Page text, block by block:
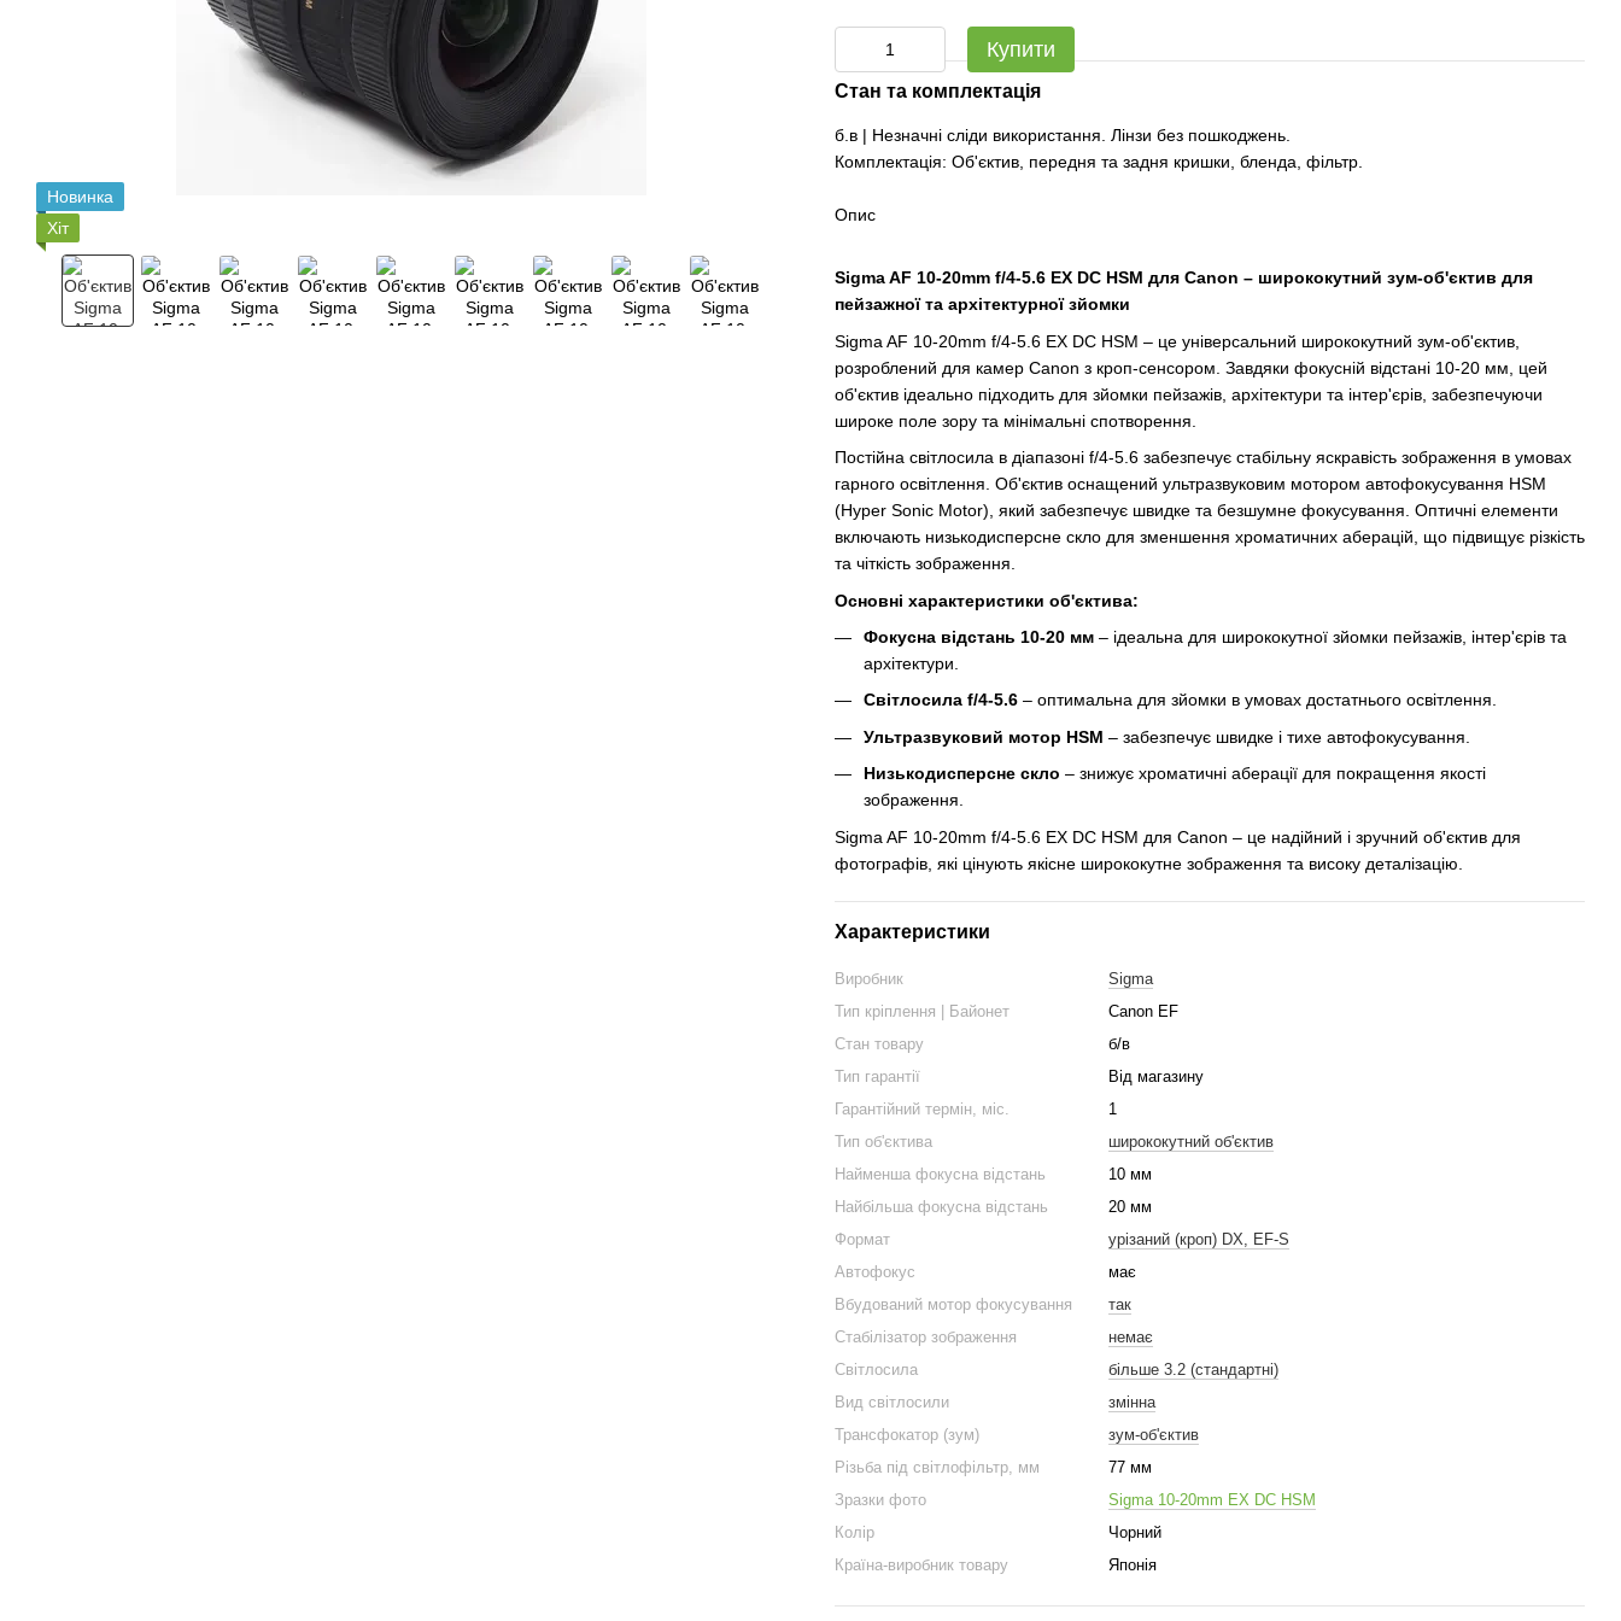
Новинка
Хіт
Купити
Стан та комплектація
б.в | Незначні сліди використання. Лінзи без пошкоджень.
Комплектація: Об'єктив, передня та задня кришки, бленда, фільтр.
Опис
Sigma AF 10-20mm f/4-5.6 EX DC HSM для Canon – ширококутний зум-об'єктив для
пейзажної та архітектурної зйомки
Sigma AF 10-20mm f/4-5.6 EX DC HSM – це універсальний ширококутний зум-об'єктив,
розроблений для камер Canon з кроп-сенсором. Завдяки фокусній відстані 10-20 мм, цей
об'єктив ідеально підходить для зйомки пейзажів, архітектури та інтер'єрів, забезпечуючи
широке поле зору та мінімальні спотворення.
Постійна світлосила в діапазоні f/4-5.6 забезпечує стабільну яскравість зображення в умовах
гарного освітлення. Об'єктив оснащений ультразвуковим мотором автофокусування HSM
(Hyper Sonic Motor), який забезпечує швидке та безшумне фокусування. Оптичні елементи
включають низькодисперсне скло для зменшення хроматичних аберацій, що підвищує різкість
та чіткість зображення.
Основні характеристики об'єктива:
Фокусна відстань 10-20 мм – ідеальна для ширококутної зйомки пейзажів, інтер'єрів та
архітектури.
Світлосила f/4-5.6 – оптимальна для зйомки в умовах достатнього освітлення.
Ультразвуковий мотор HSM – забезпечує швидке і тихе автофокусування.
Низькодисперсне скло – знижує хроматичні аберації для покращення якості
зображення.
Sigma AF 10-20mm f/4-5.6 EX DC HSM для Canon – це надійний і зручний об'єктив для
фотографів, які цінують якісне ширококутне зображення та високу деталізацію.
Характеристики
Виробник
Sigma
Тип кріплення | Байонет
Canon EF
Стан товару
б/в
Тип гарантії
Від магазину
Гарантійний термін, міс.
1
Тип об'єктива
ширококутний об'єктив
Найменша фокусна відстань
10 мм
Найбільша фокусна відстань
20 мм
Формат
урізаний (кроп) DX, EF-S
Автофокус
має
Вбудований мотор фокусування
так
Стабілізатор зображення
немає
Світлосила
більше 3.2 (стандартні)
Вид світлосили
змінна
Трансфокатор (зум)
зум-об'єктив
Різьба під світлофільтр, мм
77 мм
Зразки фото
Sigma 10-20mm EX DC HSM
Колір
Чорний
Країна-виробник товару
Японія